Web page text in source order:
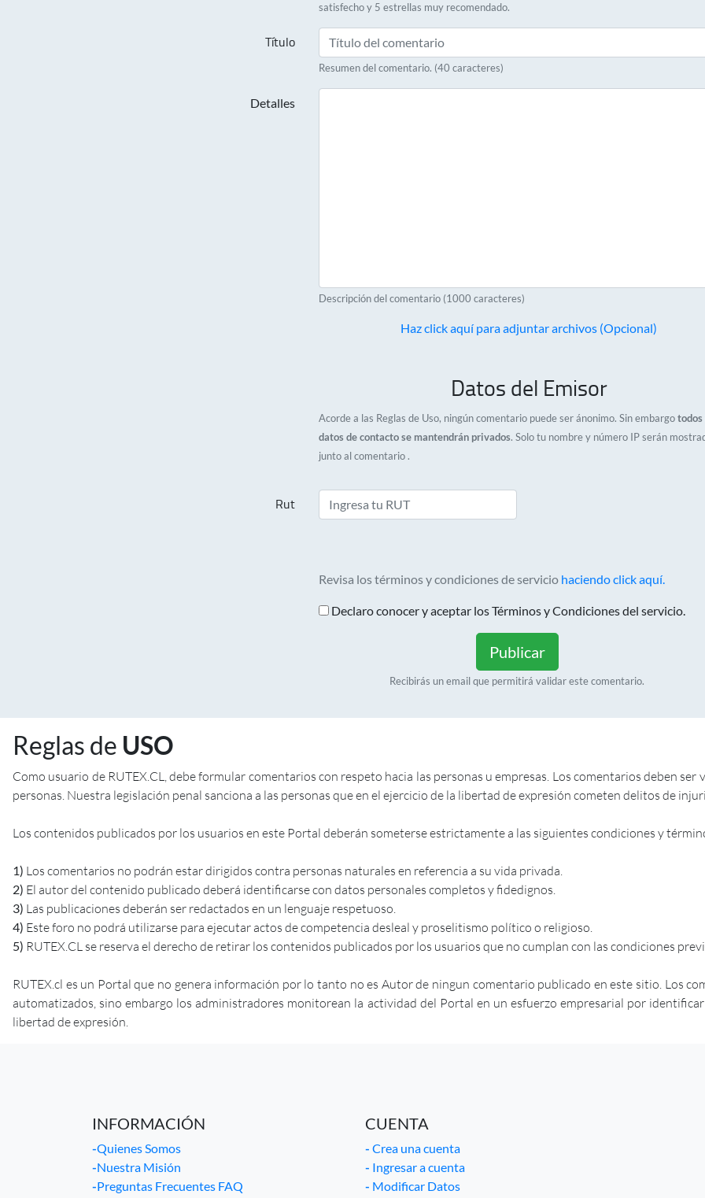
satisfecho y 5 estrellas muy recomendado.
Título
Resumen del comentario. (40 caracteres)
Detalles
Descripción del comentario (1000 caracteres)
Haz click aquí para adjuntar archivos (Opcional)
Datos del Emisor
Acorde a las Reglas de Uso, ningún comentario puede ser ánonimo. Sin embargotodos
datos de contacto se mantendrán privados. Solo tu nombre y número IP serán
junto al comentario .
Rut
Revisa los términos y condiciones de servicio haciendo click aquí.
Declaro conocer y aceptar los Términos y Condiciones del servicio.
Publicar
Recibirás un email que permitirá validar este comentario.
Reglas de USO
Como usuario de RUTEX.CL, debe formular comentarios con respeto hacia las personas u empresas. Los comentarios deben
personas. Nuestra legislación penal sanciona a las personas que en el ejercicio de la libertad de expresión cometen delitos de
Los contenidos publicados por los usuarios en este Portal deberán someterse estrictamente a las siguientes condiciones y
1) Los comentarios no podrán estar dirigidos contra personas naturales en referencia a su vida privada.
2) El autor del contenido publicado deberá identificarse con datos personales completos y fidedignos.
3) Las publicaciones deberán ser redactados en un lenguaje respetuoso.
4) Este foro no podrá utilizarse para ejecutar actos de competencia desleal y proselitismo político o religioso.
5) RUTEX.CL se reserva el derecho de retirar los contenidos publicados por los usuarios que no cumplan con las condiciones
RUTEX.cl es un Portal que no genera información por lo tanto no es Autor de ningun comentario publicado en este sitio. Los
automatizados, sino embargo los administradores monitorean la actividad del Portal en un esfuerzo empresarial por
libertad de expresión.
INFORMACIÓN
-Quienes Somos
-Nuestra Misión
-Preguntas Frecuentes FAQ
CUENTA
- Crea una cuenta
- Ingresar a cuenta
- Modificar Datos